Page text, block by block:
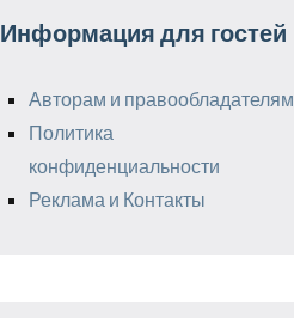
Информация для гостей
Авторам и правообладателям
Политика
конфиденциальности
Реклама и Контакты